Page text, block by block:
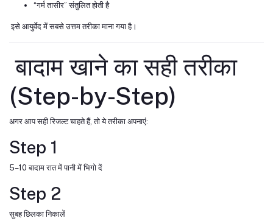
“गर्म तासीर” संतुलित होती है
इसे आयुर्वेद में सबसे उत्तम तरीका माना गया है।
बादाम खाने का सही तरीका
(Step-by-Step)
अगर आप सही रिजल्ट चाहते हैं, तो ये तरीका अपनाएं:
Step 1
5–10 बादाम रात में पानी में भिगो दें
Step 2
सुबह छिलका निकालें